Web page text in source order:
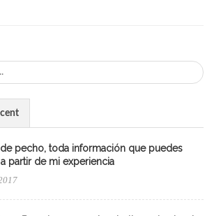
pecho, toda información que puedes
partir de mi experiencia